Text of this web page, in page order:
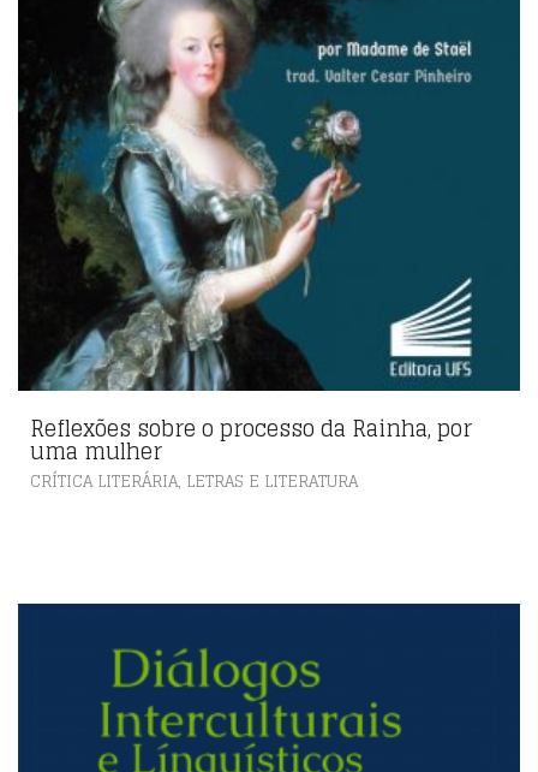
Reflexões sobre o processo da Rainha, por
uma mulher
CRÍTICA LITERÁRIA, LETRAS E LITERATURA